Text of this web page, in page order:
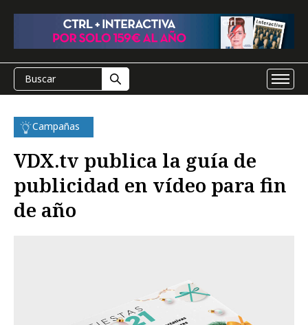
Campañas
VDX.tv publica la guía de
publicidad en vídeo para fin
de año